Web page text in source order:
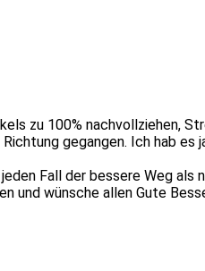
zu 100% nachvollziehen,
gegangen. Ich hab
Fall der bessere Weg als
und wünsche allen Gute